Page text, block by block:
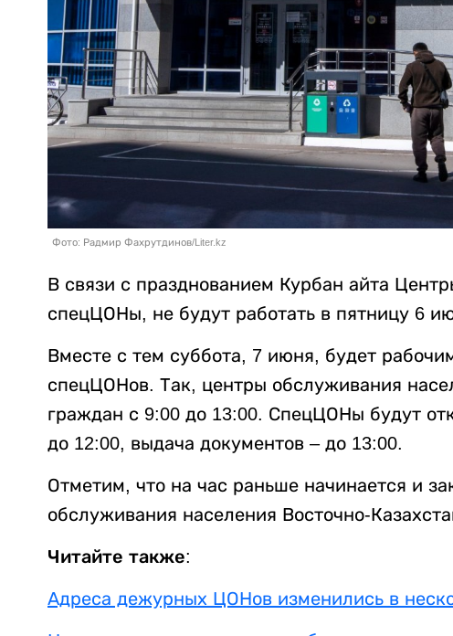
Фото: Радмир Фахрутдинов/Liter.kz
В связи с празднованием Курбан айта
спецЦОНы, не будут работать в пятницу 6
Вместе с тем суббота, 7 июня, будет
спецЦОНов. Так, центры обслуживания
граждан с 9:00 до 13:00. СпецЦОНы будут
до 12:00, выдача документов – до 13:00.
Отметим, что на час раньше начинается и
обслуживания населения Восточно-
Читайте также:
Адреса дежурных ЦОНов изменились в